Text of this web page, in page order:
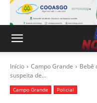
Início Campo Grande
Bebê
suspeita de...
Campo Grande Policial